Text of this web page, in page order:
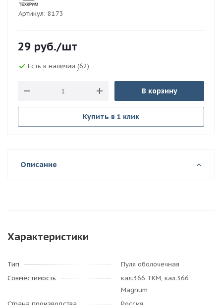
Артикул: 8173
29 руб./шт
Есть в наличии (62)
В корзину
Купить в 1 клик
Описание
Характеристики
Тип
Пуля оболочечная
Совместимость
кал.366 ТКМ, кал.366
Magnum